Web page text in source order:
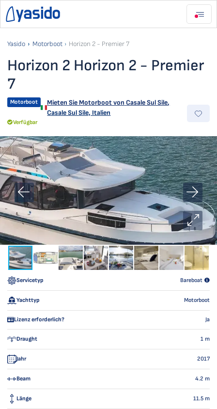
Yasido Motorboot Horizon 2 - Premier 7
Horizon 2 Horizon 2 - Premier
7
Motorboot Mieten Sie Motorboot von Casale Sul Sile,
Casale Sul Sile, Italien
Verfügbar
Servicetyp Bareboat
Yachttyp Motorboot
Lizenz erforderlich? Ja
Draught 1 m
Jahr 2017
Beam 4.2 m
Länge 11.5 m